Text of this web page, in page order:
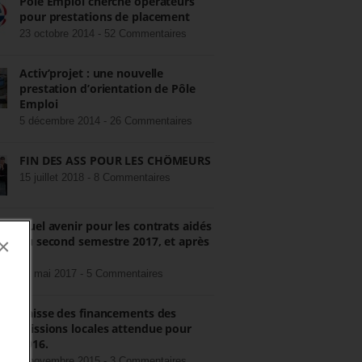
pour prestations de placement
23 octobre 2014 - 52 Commentaires
Activ’projet : une nouvelle
prestation d’orientation de Pôle
Emploi
5 décembre 2014 - 26 Commentaires
FIN DES ASS POUR LES CHÔMEURS
15 juillet 2018 - 8 Commentaires
Quel avenir pour les contrats aidés
au second semestre 2017, et après
22 mai 2017 - 5 Commentaires
Baisse des financements des
missions locales attendue pour
2016.